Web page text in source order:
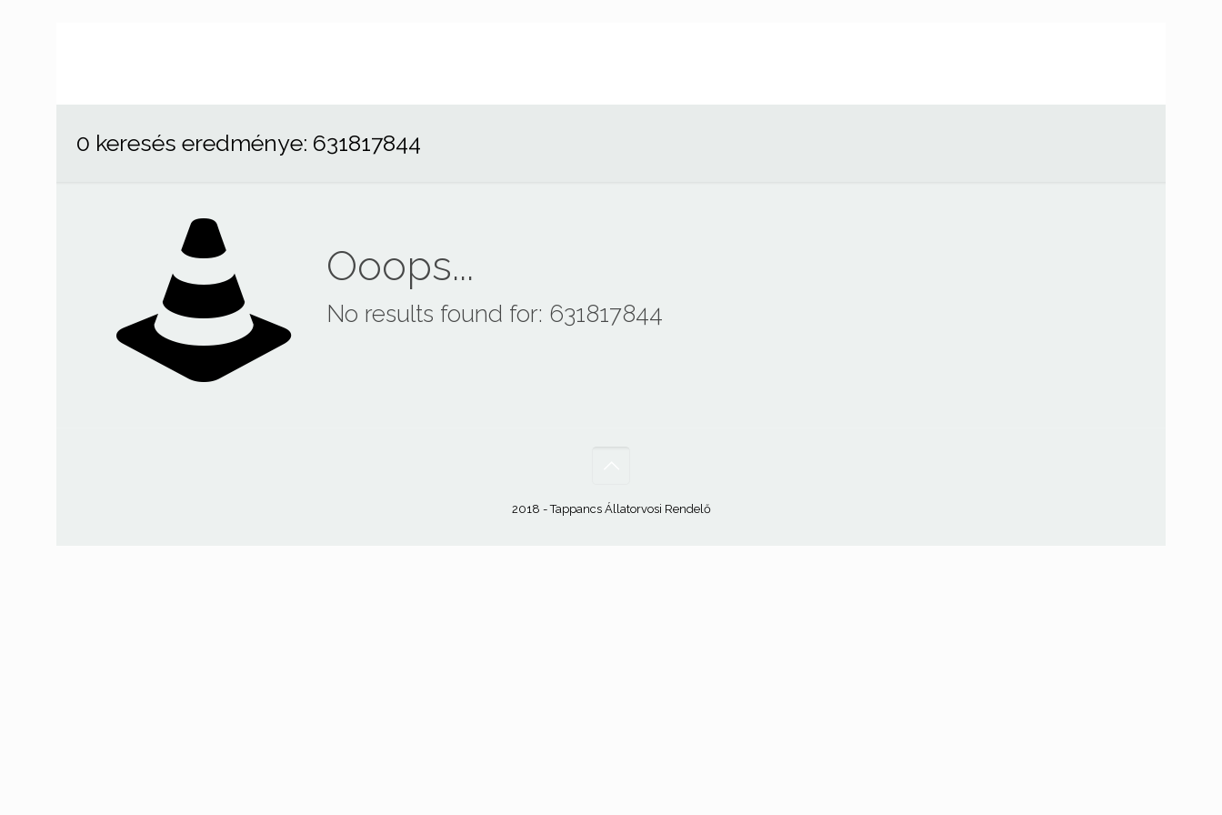
0 keresés eredménye: 631817844
Ooops...
No results found for: 631817844
2018 - Tappancs Állatorvosi Rendelő